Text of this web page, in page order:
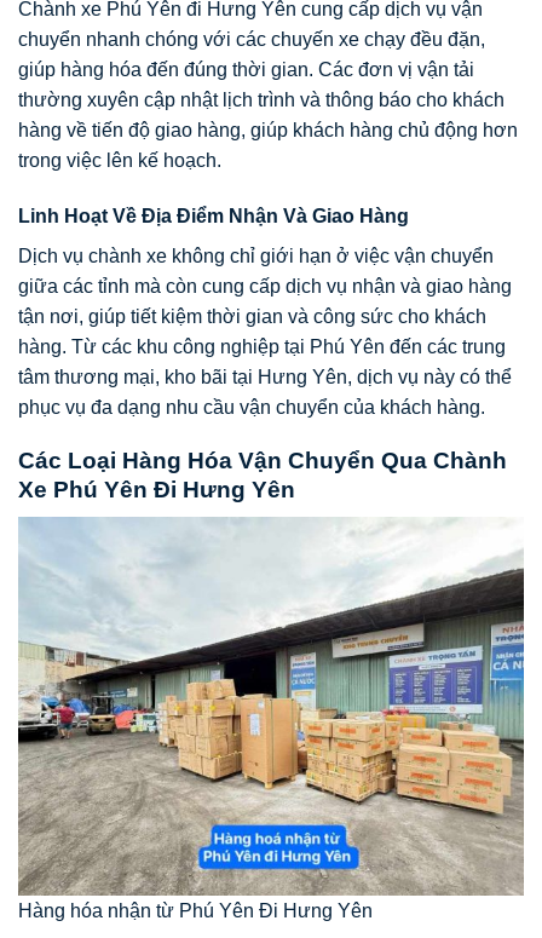
Chành xe Phú Yên đi Hưng Yên cung cấp dịch vụ vận
chuyển nhanh chóng với các chuyến xe chạy đều đặn,
giúp hàng hóa đến đúng thời gian. Các đơn vị vận tải
thường xuyên cập nhật lịch trình và thông báo cho khách
hàng về tiến độ giao hàng, giúp khách hàng chủ động hơn
trong việc lên kế hoạch.
Linh Hoạt Về Địa Điểm Nhận Và Giao Hàng
Dịch vụ chành xe không chỉ giới hạn ở việc vận chuyển
giữa các tỉnh mà còn cung cấp dịch vụ nhận và giao hàng
tận nơi, giúp tiết kiệm thời gian và công sức cho khách
hàng. Từ các khu công nghiệp tại Phú Yên đến các trung
tâm thương mại, kho bãi tại Hưng Yên, dịch vụ này có thể
phục vụ đa dạng nhu cầu vận chuyển của khách hàng.
Các Loại Hàng Hóa Vận Chuyển Qua Chành
Xe Phú Yên Đi Hưng Yên
Hàng hóa nhận từ Phú Yên Đi Hưng Yên